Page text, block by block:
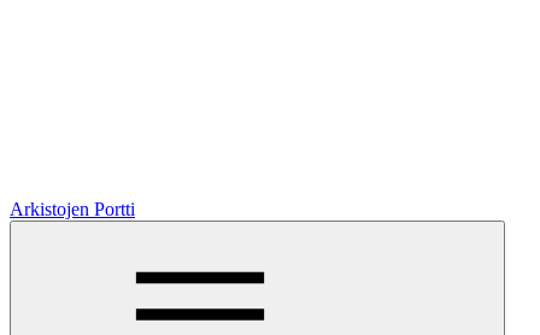
Arkistojen Portti